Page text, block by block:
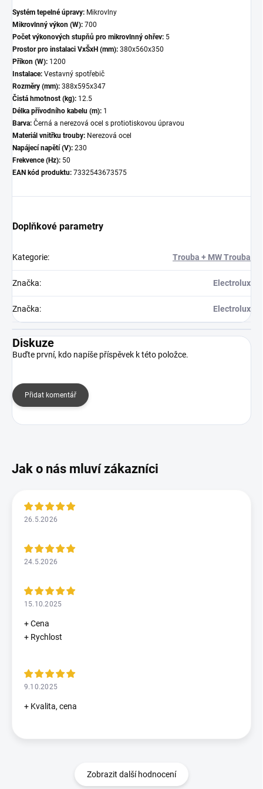
Systém tepelné úpravy: Mikrovlny
Mikrovlnný výkon (W): 700
Počet výkonových stupňů pro mikrovlnný ohřev: 5
Prostor pro instalaci VxŠxH (mm): 380x560x350
Příkon (W): 1200
Instalace: Vestavný spotřebič
Rozměry (mm): 388x595x347
Čistá hmotnost (kg): 12.5
Délka přívodního kabelu (m): 1
Barva: Černá a nerezová ocel s protiotiskovou úpravou
Materiál vnitřku trouby: Nerezová ocel
Napájecí napětí (V): 230
Frekvence (Hz): 50
EAN kód produktu: 7332543673575
Doplňkové parametry
Kategorie: Trouba + MW Trouba
Značka: Electrolux
Značka: Electrolux
Diskuze
Buďte první, kdo napíše příspěvek k této položce.
Přidat komentář
26.5.2026
24.5.2026
15.10.2025
+ Cena
+ Rychlost
9.10.2025
+ Kvalita, cena
Zobrazit další hodnocení